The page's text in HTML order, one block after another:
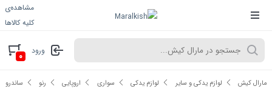
مشاهده‌ی
کلیه کالاها
ورود ۰
مارال کیش لوازم یدکی و سایر لوازم یدکی سواری اروپایی رنو ساندرو